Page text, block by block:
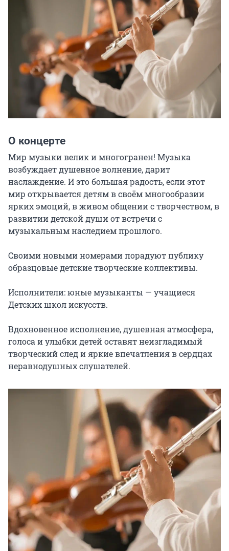
О концерте
Мир музыки велик и многогранен! Музыка
возбуждает душевное волнение, дарит
наслаждение. И это большая радость, если этот
мир открывается детям в своём многообразии
ярких эмоций, в живом общении с творчеством, в
развитии детской души от встречи с
музыкальным наследием прошлого.
Своими новыми номерами порадуют публику
образцовые детские творческие коллективы.
Исполнители: юные музыканты — учащиеся
Детских школ искусств.
Вдохновенное исполнение, душевная атмосфера,
голоса и улыбки детей оставят неизгладимый
творческий след и яркие впечатления в сердцах
неравнодушных слушателей.